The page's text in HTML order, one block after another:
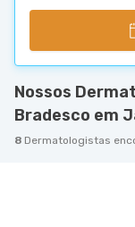
Nossos
Bradesco em
8 Dermatologistas